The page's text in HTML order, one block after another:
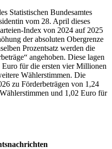
Statistischen Bundesamtes
vom 28. April dieses
Index von 2024 auf 2025
der absoluten Obergrenze
Prozentsatz werden die
angehoben. Diese lagen
für die ersten vier Millionen
Wählerstimmen. Die
zu Förderbeträgen von 1,24
und 1,02 Euro für